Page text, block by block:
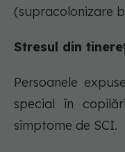
(supracolonizare
Stresul din
Persoanele
special în
simptome de SCI.